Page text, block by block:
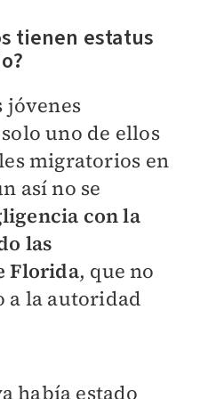
tienen estatus
jóvenes
uno de ellos
migratorios en
así no se
con la
las
Florida, que no
a la autoridad
había estado